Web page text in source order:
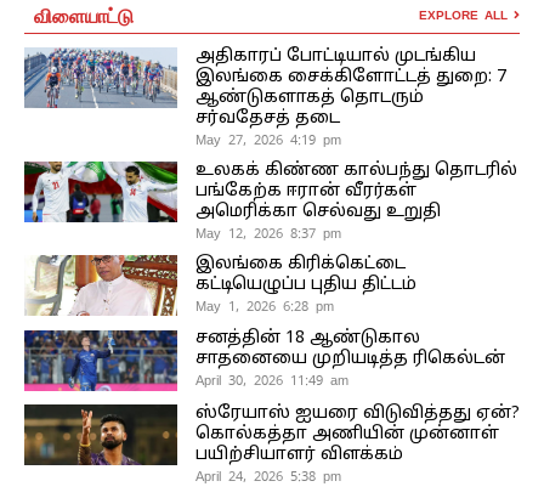
விளையாட்டு EXPLORE ALL
அதிகாரப் போட்டியால் முடங்கிய
இலங்கை சைக்கிளோட்டத் துறை: 7
ஆண்டுகளாகத் தொடரும்
சர்வதேசத் தடை
May 27, 2026 4:19 pm
உலகக் கிண்ண கால்பந்து தொடரில்
பங்கேற்க ஈரான் வீரர்கள்
அமெரிக்கா செல்வது உறுதி
May 12, 2026 8:37 pm
இலங்கை கிரிக்கெட்டை
கட்டியெழுப்ப புதிய திட்டம்
May 1, 2026 6:28 pm
சனத்தின் 18 ஆண்டுகால
சாதனையை முறியடித்த ரிகெல்டன்
April 30, 2026 11:49 am
ஸ்ரேயாஸ் ஐயரை விடுவித்தது ஏன்?
கொல்கத்தா அணியின் முன்னாள்
பயிற்சியாளர் விளக்கம்
April 24, 2026 5:38 pm